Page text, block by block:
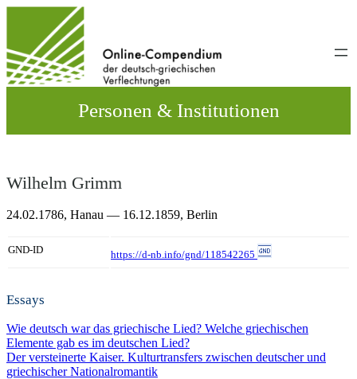
wechseln
Personen & Institutionen
Wilhelm Grimm
24.02.1786, Hanau — 16.12.1859, Berlin
GND-ID https://d-nb.info/gnd/118542265
Essays
Wie deutsch war das griechische Lied? Welche griechischen
Elemente gab es im deutschen Lied?
Der versteinerte Kaiser. Kulturtransfers zwischen deutscher und
griechischer Nationalromantik